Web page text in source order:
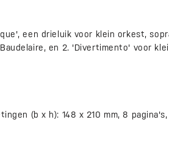
een drieluik voor klein orkest,
en 2. 'Divertimento' voor
(b x h): 148 x 210 mm, 8